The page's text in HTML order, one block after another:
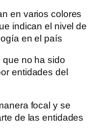
en varios colores
indican el nivel de
en el país
no ha sido
entidades del
focal y se
de las entidades